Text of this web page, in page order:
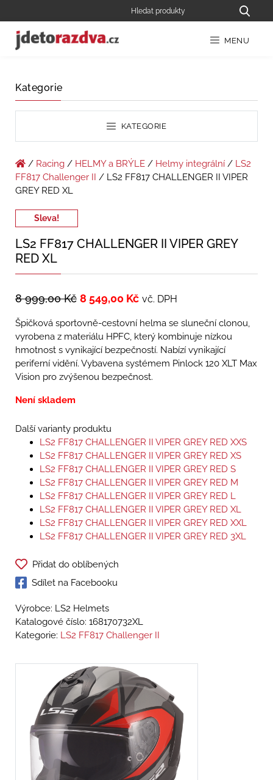
MENU
Kategorie
KATEGORIE
/ Racing / HELMY a BRÝLE / Helmy integrální / LS2
FF817 Challenger II
/ LS2 FF817 CHALLENGER II VIPER
GREY RED XL
Sleva!
LS2 FF817 CHALLENGER II VIPER GREY
RED XL
8 999,00Kč 8 549,00 Kč vč. DPH
Špičková sportovně-cestovní helma se sluneční clonou,
vyrobena z materiálu HPFC, který kombinuje nízkou
hmotnost s vynikající bezpečností. Nabízí vynikající
periferní vidění. Vybavena systémem Pinlock 120 XLT Max
Vision pro zvýšenou bezpečnost.
Není skladem
Další varianty produktu
LS2 FF817 CHALLENGER II VIPER GREY RED XXS
LS2 FF817 CHALLENGER II VIPER GREY RED XS
LS2 FF817 CHALLENGER II VIPER GREY RED S
LS2 FF817 CHALLENGER II VIPER GREY RED M
LS2 FF817 CHALLENGER II VIPER GREY RED L
LS2 FF817 CHALLENGER II VIPER GREY RED XL
LS2 FF817 CHALLENGER II VIPER GREY RED XXL
LS2 FF817 CHALLENGER II VIPER GREY RED 3XL
Přidat do oblíbených
Sdílet na Facebooku
Výrobce: LS2 Helmets
Katalogové číslo: 168170732XL
Kategorie: LS2 FF817 Challenger II